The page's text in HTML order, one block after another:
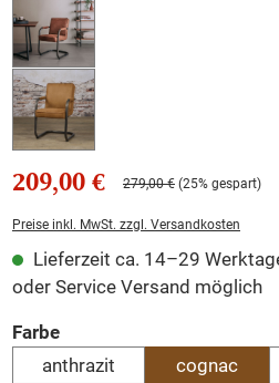
209,00 € 279,00 € (25% gespart)
Preise inkl. MwSt. zzgl. Versandkosten
Lieferzeit ca. 14–29
oder Service Versand möglich
Farbeauswählen
anthrazit
cognac